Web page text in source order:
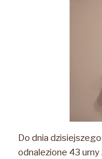
Do dnia
odnalezione 43